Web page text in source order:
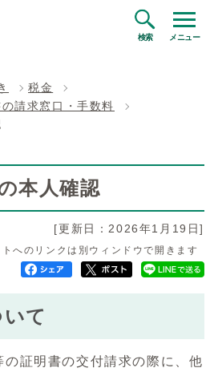
検索 メニュー
税金
請求窓口・手数料
本人確認
[更新日：2026年1月19日]
へのリンクは別ウィンドウで開きます
て
証明書の交付請求の際に、他